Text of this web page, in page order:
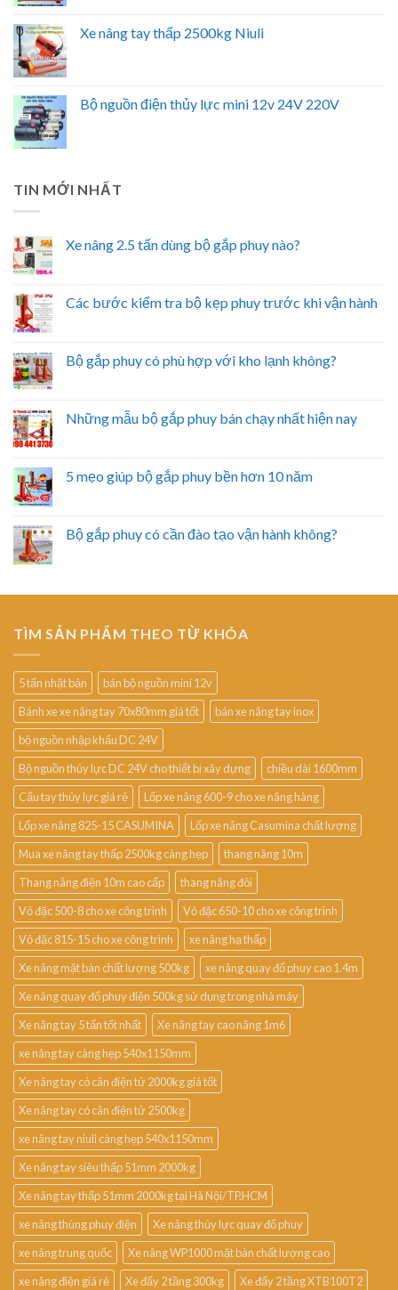
Xe nâng tay thấp 2500kg Niuli
Bộ nguồn điện thủy lực mini 12v 24V 220V
TIN MỚI NHẤT
Xe nâng 2.5 tấn dùng bộ gắp phuy nào?
Các bước kiểm tra bộ kẹp phuy trước khi vận hành
Bộ gắp phuy có phù hợp với kho lạnh không?
Những mẫu bộ gắp phuy bán chạy nhất hiện nay
5 mẹo giúp bộ gắp phuy bền hơn 10 năm
Bộ gắp phuy có cần đào tạo vận hành không?
TÌM SẢN PHẨM THEO TỪ KHÓA
5 tấn nhật bản
bán bộ nguồn mini 12v
Bánh xe xe nâng tay 70x80mm giá tốt
bán xe nâng tay inox
bộ nguồn nhập khẩu DC 24V
Bộ nguồn thủy lực DC 24V cho thiết bị xây dựng
chiều dài 1600mm
Cẩu tay thủy lực giá rẻ
Lốp xe nâng 600-9 cho xe nâng hàng
Lốp xe nâng 825-15 CASUMINA
Lốp xe nâng Casumina chất lượng
Mua xe nâng tay thấp 2500kg càng hẹp
thang nâng 10m
Thang nâng điện 10m cao cấp
thang nâng đôi
Vỏ đặc 500-8 cho xe công trình
Vỏ đặc 650-10 cho xe công trình
Vỏ đặc 815-15 cho xe công trình
xe nâng hạ thấp
Xe nâng mặt bàn chất lượng 500kg
xe nâng quay đổ phuy cao 1.4m
Xe nâng quay đổ phuy điện 500kg sử dụng trong nhà máy
Xe nâng tay 5 tấn tốt nhất
Xe nâng tay cao nâng 1m6
xe nâng tay càng hẹp 540x1150mm
Xe nâng tay có cân điện tử 2000kg giá tốt
Xe nâng tay có cân điện tử 2500kg
xe nâng tay niuli càng hẹp 540x1150mm
Xe nâng tay siêu thấp 51mm 2000kg
Xe nâng tay thấp 51mm 2000kg tại Hà Nội/TP.HCM
xe nâng thùng phuy điện
Xe nâng thủy lực quay đổ phuy
xe nâng trung quốc
Xe nâng WP1000 mặt bàn chất lượng cao
xe nâng điện giá rẻ
Xe đẩy 2 tầng 300kg
Xe đẩy 2 tầng XTB100T2